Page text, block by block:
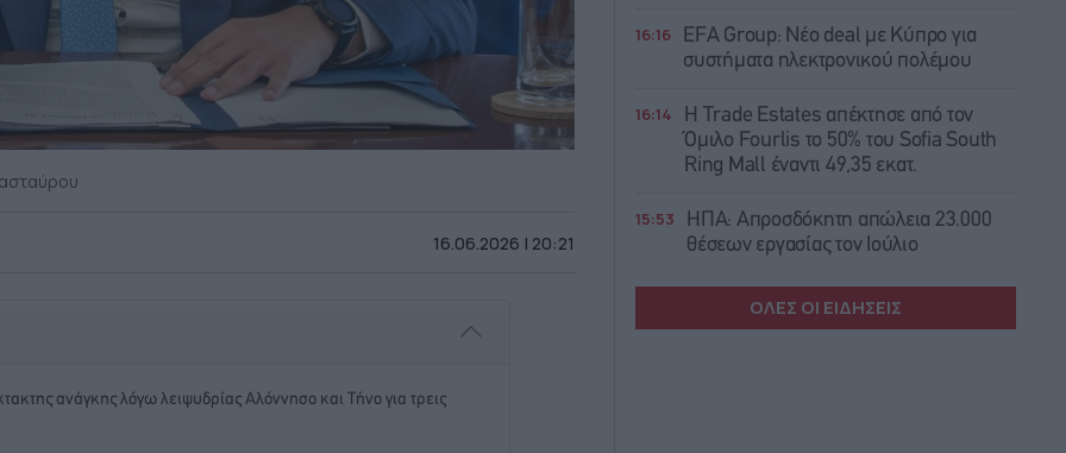
16.06.2026 | 20:21
ανάγκης λόγω λειψυδρίας Αλόννησο και Τήνο για τρεις
16:16
EFA Group: Νέο deal με Κύπρο για
συστήματα ηλεκτρονικού πολέμου
16:14
Η Trade Εstates απέκτησε από τον
Όμιλο Fourlis το 50% του Sofia South
Ring Mall έναντι 49,35 εκατ.
15:53
ΗΠΑ: Απροσδόκητη απώλεια 23.000
θέσεων εργασίας τον Ιούλιο
ΟΛΕΣ ΟΙ ΕΙΔΗΣΕΙΣ